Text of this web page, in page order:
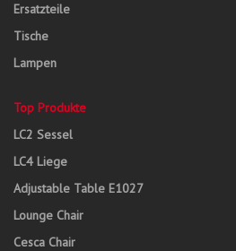
Ersatzteile
Tische
Lampen
Top Produkte
LC2 Sessel
LC4 Liege
Adjustable Table E1027
Lounge Chair
Cesca Chair